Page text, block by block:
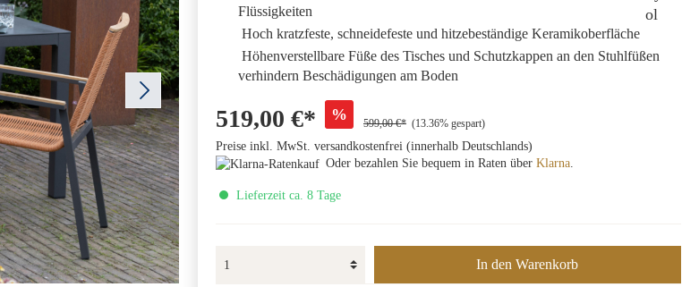
Flüssigkeiten
Hoch kratzfeste, schneidefeste und hitzebeständige Keramikoberfläche
Höhenverstellbare Füße des Tisches und Schutzkappen an den Stuhlfüßen
verhindern Beschädigungen am Boden
519,00 €* % 599,00 €* (13.36% gespart)
Preise inkl. MwSt. versandkostenfrei (innerhalb Deutschlands)
Oder bezahlen Sie bequem in Raten über Klarna.
Lieferzeit ca. 8 Tage
In den Warenkorb